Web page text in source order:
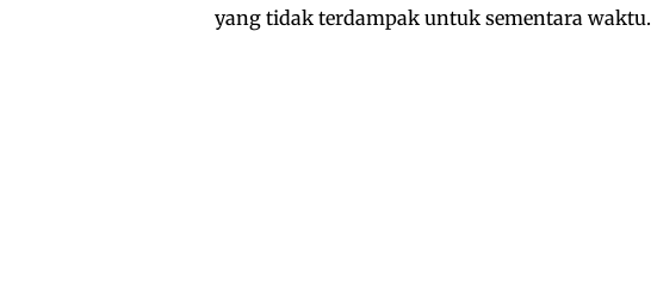
yang tidak terdampak untuk sementara waktu.